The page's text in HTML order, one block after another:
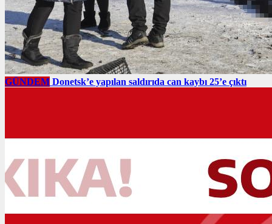
GÜNDEM Donetsk’e yapılan saldırıda can kaybı 25’e çıktı